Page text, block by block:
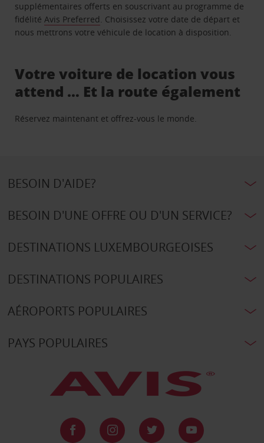
supplémentaires offerts en souscrivant au programme de
fidélitéAvis Preferred. Choisissez votre date de départ et
nous mettrons votre véhicule de location à disposition.
Votre voiture de location vous
attend … Et la route également
Réservez maintenant et offrez-vous le monde.
BESOIN D'AIDE?
BESOIN D'UNE OFFRE OU D'UN SERVICE?
DESTINATIONS LUXEMBOURGEOISES
DESTINATIONS POPULAIRES
AÉROPORTS POPULAIRES
PAYS POPULAIRES